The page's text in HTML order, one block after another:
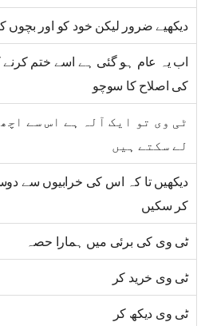
دیکھیے ضرور لیکن خود کو اور بچوں
اب یہ عام ہو گئی ہے اسے ختم
کی اصلاح کا سوچو
ٹی وی تو ایک آلہ ہے اس سے
لے سکتے ہیں
دیکھیں تا کہ اس کی خرابیوں سے
کر سکیں
ٹی وی کی برئی میں ہمارا حصہ
ٹی وی خرید کر
ٹی وی دیکھ کر